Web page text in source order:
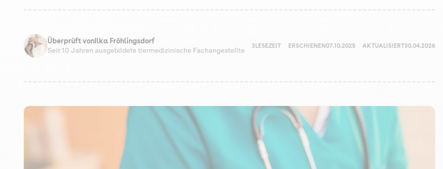
Überprüft von Ilka Fröhlingsdorf
Seit 10 Jahren ausgebildete tiermedizinische Fachangestellte
3 LESEZEIT ERSCHIENEN07.10.2025 AKTUALISIERT30.04.2026